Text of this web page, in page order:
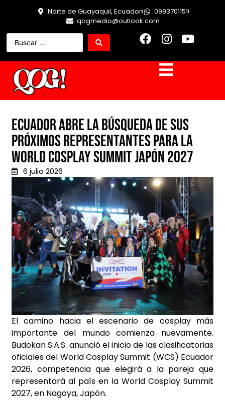
Norte de Guayaquil, Ecuador
0993701151
qogmedio@outlook.com
Ecuador abre la búsqueda de sus
próximos representantes para la
World Cosplay Summit Japón 2027
6 julio 2026
El camino hacia el escenario de cosplay más
importante del mundo comienza nuevamente.
Budokan S.A.S. anunció el inicio de las clasificatorias
oficiales del World Cosplay Summit (WCS) Ecuador
2026, competencia que elegirá a la pareja que
representará al país en la World Cosplay Summit
2027, en Nagoya, Japón.